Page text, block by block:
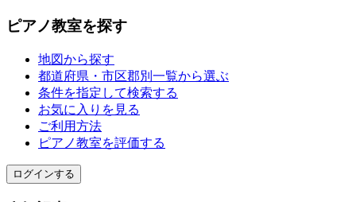
ピアノ教室を探す
地図から探す
都道府県・市区郡別一覧から選ぶ
条件を指定して検索する
お気に入りを見る
ご利用方法
ピアノ教室を評価する
ログインする